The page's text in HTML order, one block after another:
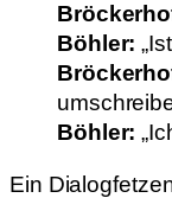
Böhler:
Böhler:
Ein